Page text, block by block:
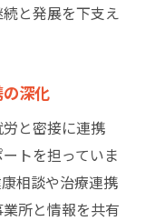
室の活動
信頼関係
労が鍵
連携の実力
を変える理由
の支援体制
と発展を下支え
深化
と密接に連携
トを担っていま
相談や治療連携
所と情報を共有